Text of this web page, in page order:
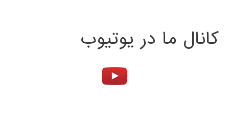
کانال ما در یوتیوب